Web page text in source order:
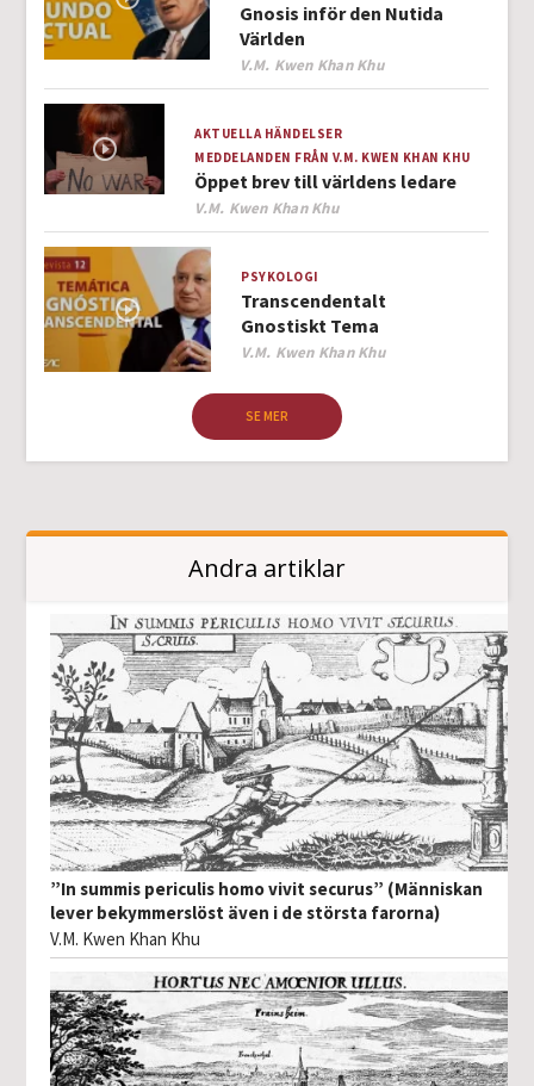
Gnosis inför den Nutida
Världen
Author
V.M. Kwen Khan Khu
AKTUELLA HÄNDELSER
MEDDELANDEN FRÅN V.M. KWEN KHAN KHU
Öppet brev till världens ledare
Author
V.M. Kwen Khan Khu
PSYKOLOGI
Transcendentalt
Gnostiskt Tema
Author
V.M. Kwen Khan Khu
SE MER
Andra artiklar
”In summis periculis homo vivit securus” (Människan
lever bekymmerslöst även i de största farorna)
V.M. Kwen Khan Khu